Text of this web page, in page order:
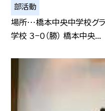
部活動
場所…橋本中央中学校グ
学校 ３−０（勝） 橋本中央...